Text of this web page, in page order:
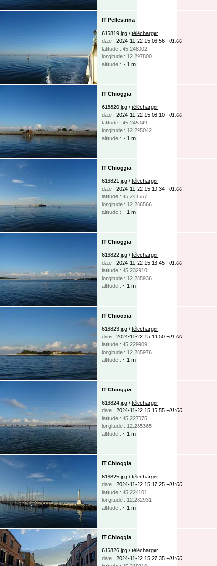
IT Pellestrina
616819.jpg / télécharger
date : 2024-11-22 15:06:56 +01:00
latitude : 45.248002
longitude : 12.297800
altitude : ~ 1 m
IT Chioggia
616820.jpg / télécharger
date : 2024-11-22 15:08:10 +01:00
latitude : 45.245049
longitude : 12.295042
altitude : ~ 1 m
IT Chioggia
616821.jpg / télécharger
date : 2024-11-22 15:10:34 +01:00
latitude : 45.241657
longitude : 12.286566
altitude : ~ 1 m
IT Chioggia
616822.jpg / télécharger
date : 2024-11-22 15:13:45 +01:00
latitude : 45.232910
longitude : 12.285936
altitude : ~ 1 m
IT Chioggia
616823.jpg / télécharger
date : 2024-11-22 15:14:50 +01:00
latitude : 45.229909
longitude : 12.285976
altitude : ~ 1 m
IT Chioggia
616824.jpg / télécharger
date : 2024-11-22 15:15:55 +01:00
latitude : 45.227075
longitude : 12.285365
altitude : ~ 1 m
IT Chioggia
616825.jpg / télécharger
date : 2024-11-22 15:17:25 +01:00
latitude : 45.224101
longitude : 12.282931
altitude : ~ 1 m
IT Chioggia
616826.jpg / télécharger
date : 2024-11-22 15:27:35 +01:00